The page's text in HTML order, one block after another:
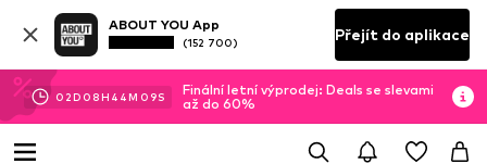
ABOUT YOU App
(152 700) Přejít do aplikace
02D 08H 44M 09S
Finální letní výprodej: Deals se slevami
až do 60%